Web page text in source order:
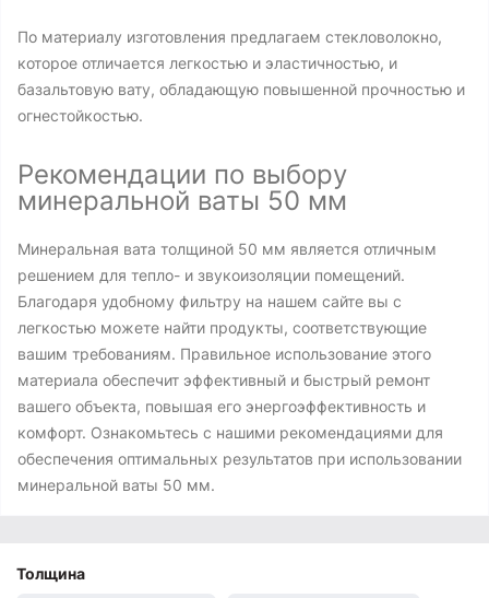
По материалу изготовления предлагаем стекловолокно,
которое отличается легкостью и эластичностью, и
базальтовую вату, обладающую повышенной прочностью и
огнестойкостью.
Рекомендации по выбору
минеральной ваты 50 мм
Минеральная вата толщиной 50 мм является отличным
решением для тепло- и звукоизоляции помещений.
Благодаря удобному фильтру на нашем сайте вы с
легкостью можете найти продукты, соответствующие
вашим требованиям. Правильное использование этого
материала обеспечит эффективный и быстрый ремонт
вашего объекта, повышая его энергоэффективность и
комфорт. Ознакомьтесь с нашими рекомендациями для
обеспечения оптимальных результатов при использовании
минеральной ваты 50 мм.
Толщина